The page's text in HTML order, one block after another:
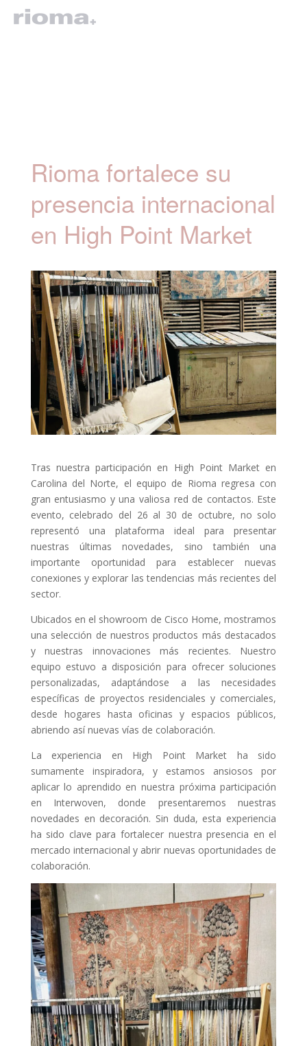
Rioma fortalece su
presencia internacional
en High Point Market
Tras nuestra participación en High Point Market en
Carolina del Norte, el equipo de Rioma regresa con
gran entusiasmo y una valiosa red de contactos. Este
evento, celebrado del 26 al 30 de octubre, no solo
representó una plataforma ideal para presentar
nuestras últimas novedades, sino también una
importante oportunidad para establecer nuevas
conexiones y explorar las tendencias más recientes del
sector.
Ubicados en el showroom de Cisco Home, mostramos
una selección de nuestros productos más destacados
y nuestras innovaciones más recientes. Nuestro
equipo estuvo a disposición para ofrecer soluciones
personalizadas, adaptándose a las necesidades
específicas de proyectos residenciales y comerciales,
desde hogares hasta oficinas y espacios públicos,
abriendo así nuevas vías de colaboración.
La experiencia en High Point Market ha sido
sumamente inspiradora, y estamos ansiosos por
aplicar lo aprendido en nuestra próxima participación
en Interwoven, donde presentaremos nuestras
novedades en decoración. Sin duda, esta experiencia
ha sido clave para fortalecer nuestra presencia en el
mercado internacional y abrir nuevas oportunidades de
colaboración.